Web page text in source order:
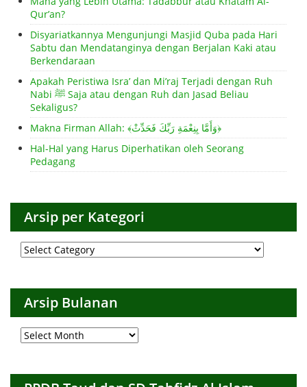
Qur’an?
Disyariatkannya Mengunjungi Masjid Quba pada Hari
Sabtu dan Mendatanginya dengan Berjalan Kaki atau
Berkendaraan
Apakah Peristiwa Isra’ dan Mi’raj Terjadi dengan Ruh
Nabi ﷺ Saja atau dengan Ruh dan Jasad Beliau
Sekaligus?
Makna Firman Allah: ﴾وَأَمَّا بِنِعْمَةِ رَبِّكَ فَحَدِّثْ﴿
Hal-Hal yang Harus Diperhatikan oleh Seorang
Pedagang
Arsip per Kategori
Arsip
per
Arsip Bulanan
Arsip
Bulanan